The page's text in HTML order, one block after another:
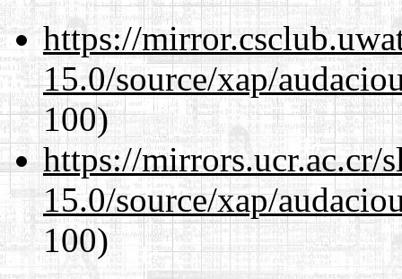
https://
15.0/source/xap/
100)
https://mirrors.ucr.ac.cr/
15.0/source/xap/
100)